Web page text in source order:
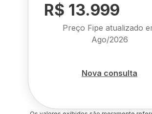
R$ 13.999
Preço Fipe atualizado
Ago/2026
Nova consulta